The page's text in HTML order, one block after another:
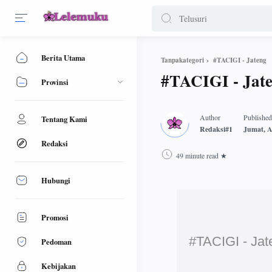
Tanpakategori #TACIGI - Jateng
#TACIGI -
49 minute read
#TACIGI -
Berita Utama
Provinsi
Tentang Kami
Redaksi
Hubungi
Promosi
Pedoman
Kebijakan